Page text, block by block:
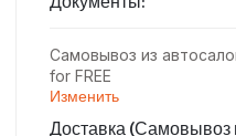
Самовывоз из
for FREE
Изменить
Доставка (Самовывоз